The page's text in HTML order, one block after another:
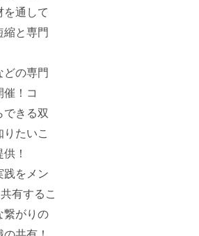
通して
縮と専門
どの専門
！コ
できる双
たいこ
！
践をメン
有するこ
繋がりの